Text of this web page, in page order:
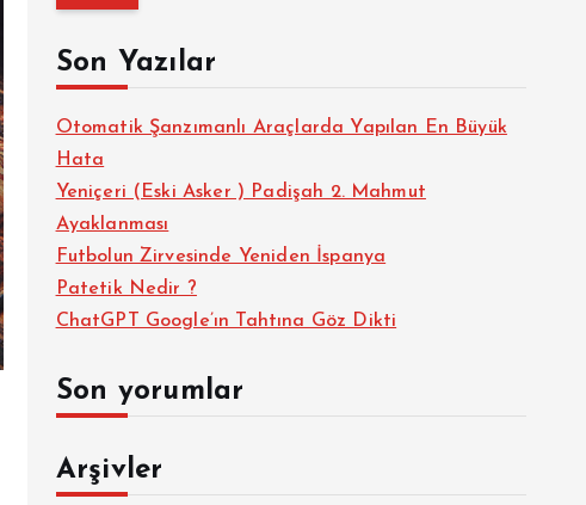
m
:Son Yazılar
Otomatik Şanzımanlı Araçlarda Yapılan En Büyük
Hata
Yeniçeri (Eski Asker ) Padişah 2. Mahmut
Ayaklanması
Futbolun Zirvesinde Yeniden İspanya
Patetik Nedir ?
ChatGPT Google’ın Tahtına Göz Dikti
Son yorumlar
Arşivler